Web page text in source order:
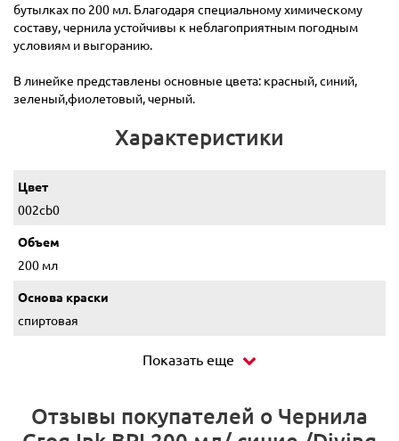
бутылках по 200 мл. Благодаря специальному химическому
составу, чернила устойчивы к неблагоприятным погодным
условиям и выгоранию.
В линейке представлены основные цвета: красный, синий,
зеленый,фиолетовый, черный.
Характеристики
Цвет
002cb0
Объем
200 мл
Основа краски
спиртовая
Показать еще
Отзывы покупателей о Чернила